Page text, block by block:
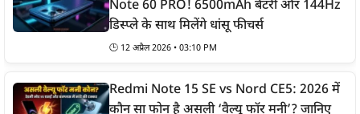
Note 60 PRO! 6500mAh बैटरी और 144Hz
डिस्प्ले के साथ मिलेंगे धांसू फीचर्स
🕒 12 अप्रैल 2026 • 03:10 PM
Redmi Note 15 SE vs Nord CE5: 2026 में
कौन सा फोन है असली ‘वैल्यू फॉर मनी’? जानिए